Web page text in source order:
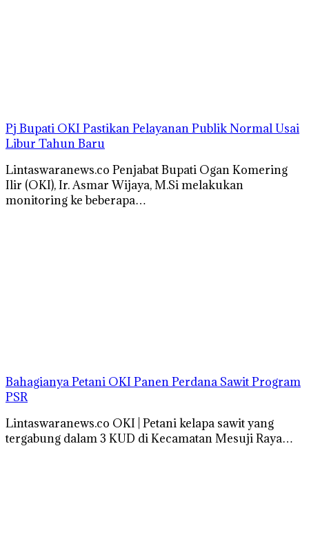
Pj Bupati OKI Pastikan Pelayanan Publik Normal Usai
Libur Tahun Baru
Lintaswaranews.co Penjabat Bupati Ogan Komering
Ilir (OKI), Ir. Asmar Wijaya, M.Si melakukan
monitoring ke beberapa…
Bahagianya Petani OKI Panen Perdana Sawit Program
PSR
Lintaswaranews.co OKI | Petani kelapa sawit yang
tergabung dalam 3 KUD di Kecamatan Mesuji Raya…